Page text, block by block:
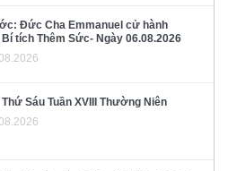
Đức Cha Emmanuel cử hành
Bí tích Thêm Sức- Ngày 06.08.2026
Sáu Tuần XVIII Thường Niên